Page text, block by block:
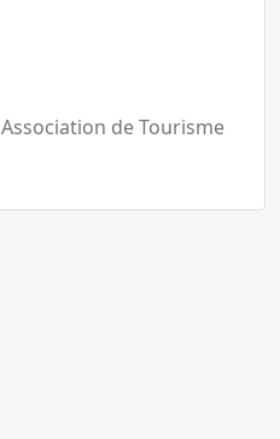
Association de Tourisme